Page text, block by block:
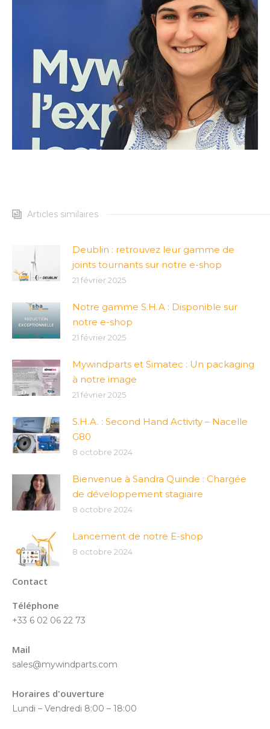
Articles similaires
Deublin : retrouvez leur gamme de
joints tournants sur notre e-shop
21 février 2025
Notre gamme S.H.A : Disponible sur
notre e-shop
21 février 2025
Mywindparts et Simatec : Un packaging
à notre image
21 février 2025
S.H.A. : Second Hand Activity – Nacelle
G80
8 octobre 2024
Bienvenue à Sandra Quinde : Chargée
de développement stagiaire
8 octobre 2024
Lancement de notre E-shop
8 octobre 2024
Contact
Téléphone
+33 6 02 06 22 73
Mail
sales@mywindparts.com
Horaires d'ouverture
Lundi – Vendredi 8:00 – 18:00